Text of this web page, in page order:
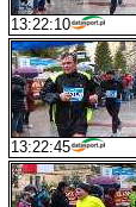
13:22:10
13:22:45